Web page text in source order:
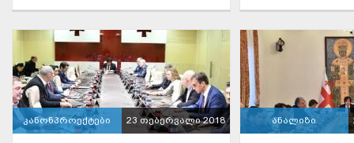
კანონპროექტები 23 თებერვალი 2018 ანალიზი